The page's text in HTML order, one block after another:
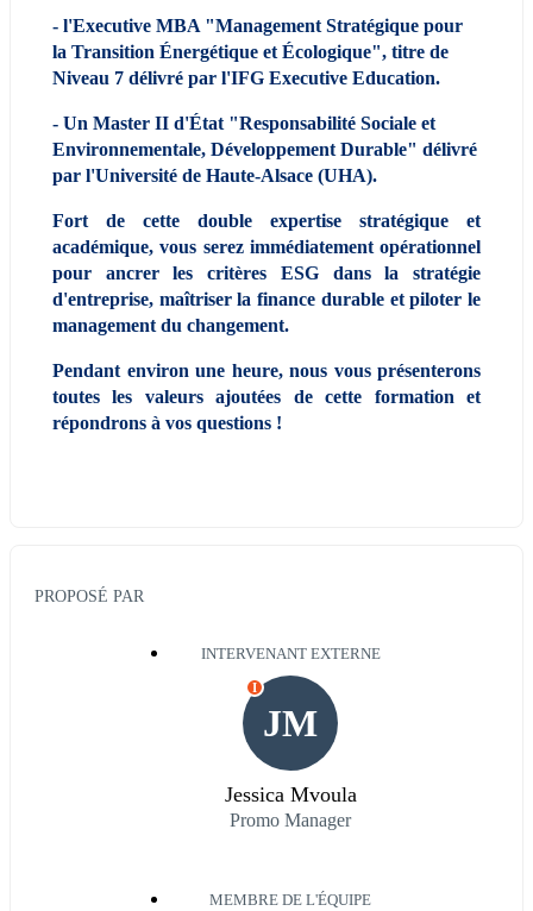
- l'Executive MBA "Management Stratégique pour
la Transition Énergétique et Écologique", titre de
Niveau 7 délivré par l'IFG Executive Education.
- Un Master II d'État "Responsabilité Sociale et
Environnementale, Développement Durable" délivré
par l'Université de Haute-Alsace (UHA).
Fort de cette double expertise stratégique et
académique, vous serez immédiatement opérationnel
pour ancrer les critères ESG dans la stratégie
d'entreprise, maîtriser la finance durable et piloter le
management du changement.
Pendant environ une heure, nous vous présenterons
toutes les valeurs ajoutées de cette formation et
répondrons à vos questions !
PROPOSÉ PAR
INTERVENANT EXTERNE
JM
I
Jessica Mvoula
Promo Manager
MEMBRE DE L'ÉQUIPE